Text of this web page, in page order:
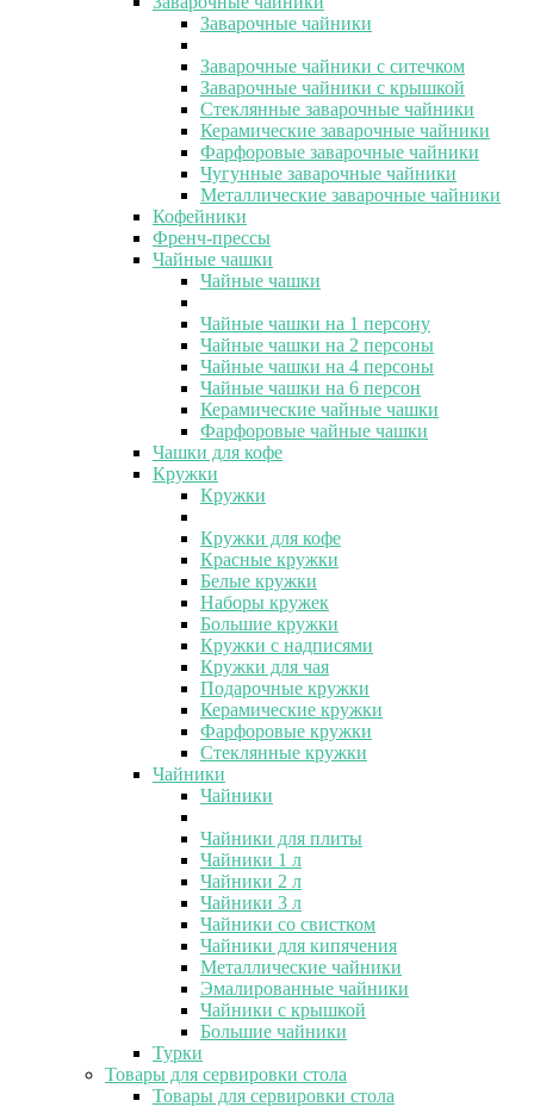
Заварочные чайники
Заварочные чайники с ситечком
Заварочные чайники с крышкой
Стеклянные заварочные чайники
Керамические заварочные чайники
Фарфоровые заварочные чайники
Чугунные заварочные чайники
Металлические заварочные чайники
Кофейники
Френч-прессы
Чайные чашки
Чайные чашки
Чайные чашки на 1 персону
Чайные чашки на 2 персоны
Чайные чашки на 4 персоны
Чайные чашки на 6 персон
Керамические чайные чашки
Фарфоровые чайные чашки
Чашки для кофе
Кружки
Кружки
Кружки для кофе
Красные кружки
Белые кружки
Наборы кружек
Большие кружки
Кружки с надписями
Кружки для чая
Подарочные кружки
Керамические кружки
Фарфоровые кружки
Стеклянные кружки
Чайники
Чайники
Чайники для плиты
Чайники 1 л
Чайники 2 л
Чайники 3 л
Чайники со свистком
Чайники для кипячения
Металлические чайники
Эмалированные чайники
Чайники с крышкой
Большие чайники
Турки
Товары для сервировки стола
Товары для сервировки стола